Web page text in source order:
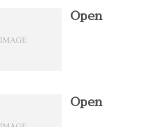
Open
Open